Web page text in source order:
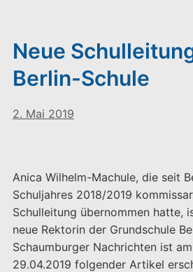
Neue
Berlin-Schule
2. Mai 2019
Anica Wilhelm-Machule, die seit
Schuljahres 2018/2019
Schulleitung übernommen hatte,
neue Rektorin der Grundschule
Schaumburger Nachrichten ist
29.04.2019 folgender Artikel